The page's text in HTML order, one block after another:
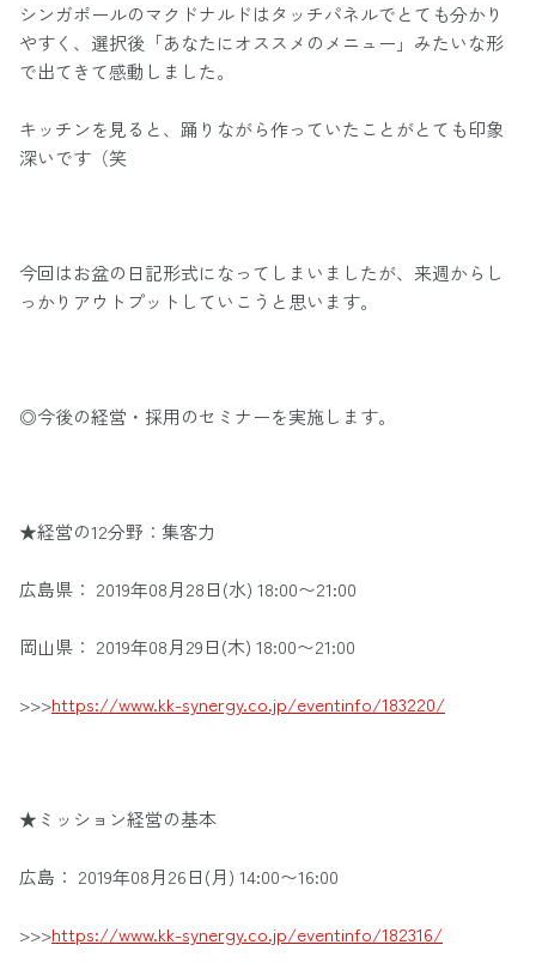
シンガポールのマクドナルドはタッチパネルでとても分かり
やすく、選択後「あなたにオススメのメニュー」みたいな形
で出てきて感動しました。
キッチンを見ると、踊りながら作っていたことがとても印象
深いです（笑
今回はお盆の日記形式になってしまいましたが、来週からし
っかりアウトプットしていこうと思います。
◎今後の経営・採用のセミナーを実施します。
★経営の12分野：集客力
広島県： 2019年08月28日(水) 18:00〜21:00
岡山県： 2019年08月29日(木) 18:00〜21:00
>>>https://www.kk-synergy.co.jp/eventinfo/183220/
★ミッション経営の基本
広島： 2019年08月26日(月) 14:00〜16:00
>>>https://www.kk-synergy.co.jp/eventinfo/182316/